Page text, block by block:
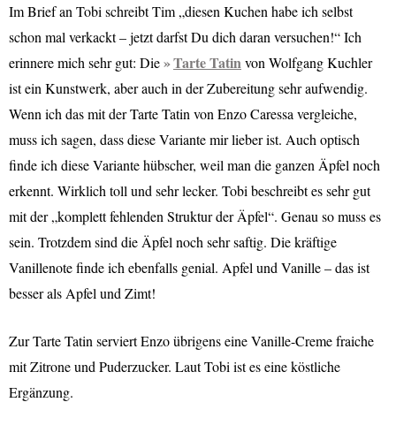
Im Brief an Tobi schreibt Tim „diesen Kuchen habe ich selbst
schon mal verkackt – jetzt darfst Du dich daran versuchen!“ Ich
erinnere mich sehr gut: Die
Tarte Tatinvon Wolfgang Kuchler
ist ein Kunstwerk, aber auch in der Zubereitung sehr aufwendig.
Wenn ich das mit der Tarte Tatin von Enzo Caressa vergleiche,
muss ich sagen, dass diese Variante mir lieber ist. Auch optisch
finde ich diese Variante hübscher, weil man die ganzen Äpfel noch
erkennt. Wirklich toll und sehr lecker. Tobi beschreibt es sehr gut
mit der „komplett fehlenden Struktur der Äpfel“. Genau so muss es
sein. Trotzdem sind die Äpfel noch sehr saftig. Die kräftige
Vanillenote finde ich ebenfalls genial. Apfel und Vanille – das ist
besser als Apfel und Zimt!
Zur Tarte Tatin serviert Enzo übrigens eine Vanille-Creme fraiche
mit Zitrone und Puderzucker. Laut Tobi ist es eine köstliche
Ergänzung.